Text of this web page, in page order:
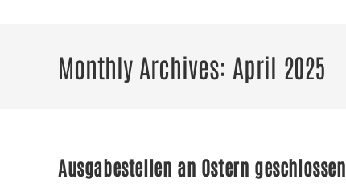
Monthly Archives: April 2025
Ausgabestellen an Ostern geschlossen